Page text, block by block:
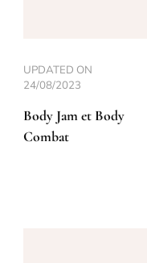
UPDATED ON
24/08/2023
Body Jam et Body
Combat